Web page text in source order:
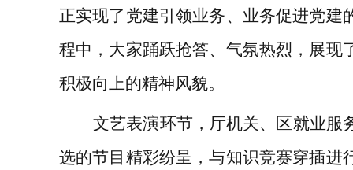
正实现了党建引领业务、业务促进党建
程中，大家踊跃抢答、气氛热烈，展现
积极向上的精神风貌。
文艺表演环节，厅机关、区就业服
选的节目精彩纷呈，与知识竞赛穿插进